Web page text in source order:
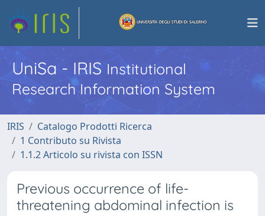
UniSa - IRISInstitutional
Research Information System
IRIS
Catalogo Prodotti Ricerca
1 Contributo su Rivista
1.1.2 Articolo su rivista con ISSN
Previous occurrence of life-
threatening abdominal infection is